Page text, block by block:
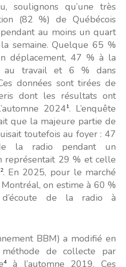
soulignons qu’une très
(82 %) de Québécois
au moins un quart
semaine. Quelque 65 %
déplacement, 47 % à la
au travail et 6 % dans
données sont tirées de
dont les résultats ont
20241. L’enquête
que la majeure partie de
toutefois au foyer : 47
la radio pendant un
représentait 29 % et celle
2. En 2025, pour le marché
on estime à 60 %
de la radio à
BBM) a modifié en
de collecte par
4à l’automne 2019. Ces